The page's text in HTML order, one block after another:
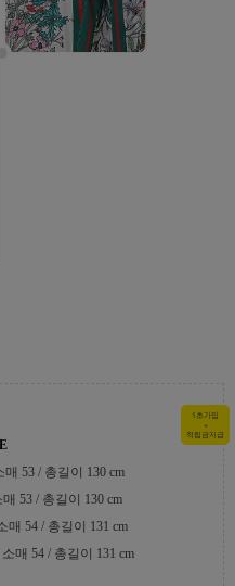
1초가입
+
적립금지급
53 / 총길이 130 cm
53 / 총길이 130 cm
매 54 / 총길이 131 cm
매 54 / 총길이 131 cm